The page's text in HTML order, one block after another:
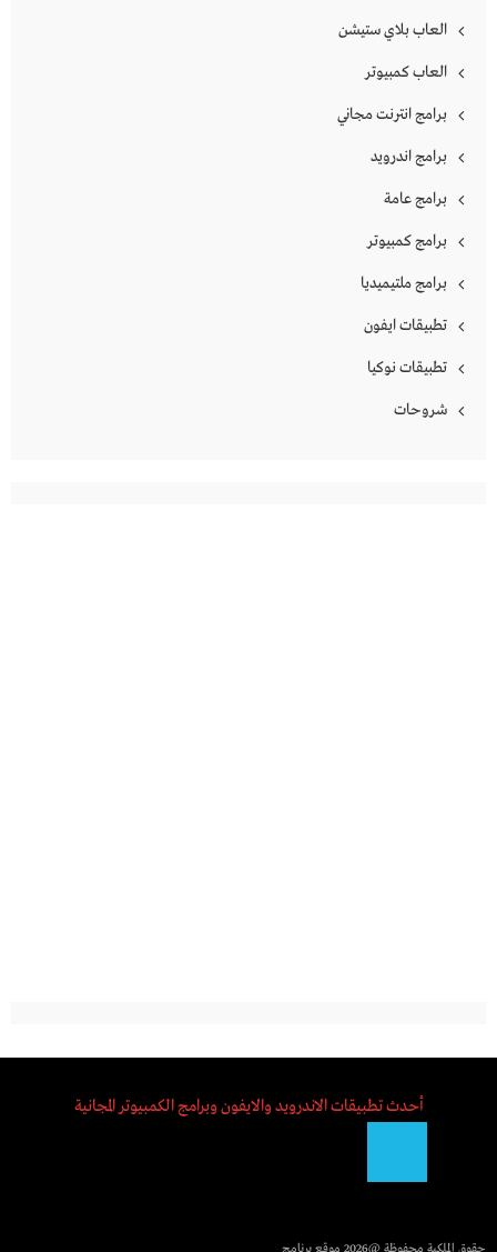
العاب بلاي ستيشن
العاب كمبيوتر
برامج انترنت مجاني
برامج اندرويد
برامج عامة
برامج كمبيوتر
برامج ملتيميديا
تطبيقات ايفون
تطبيقات نوكيا
شروحات
أحدث تطبيقات الاندرويد والايفون وبرامج الكمبيوتر المجانية